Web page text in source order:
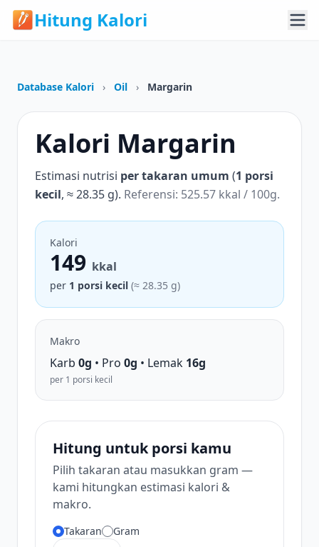
Hitung Kalori
Database Kalori › Oil › Margarin
Kalori Margarin
Estimasi nutrisi per takaran umum (1 porsi
kecil, ≈ 28.35 g). Referensi: 525.57 kkal / 100g.
Kalori
149 kkal
per 1 porsi kecil (≈ 28.35 g)
Makro
Karb 0g • Pro 0g • Lemak 16g
per 1 porsi kecil
Hitung untuk porsi kamu
Pilih takaran atau masukkan gram —
kami hitungkan estimasi kalori &
makro.
Takaran Gram